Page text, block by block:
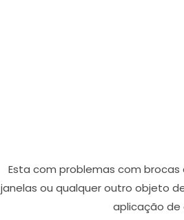
Esta com problemas com
janelas ou qualquer outro objeto
aplicação de